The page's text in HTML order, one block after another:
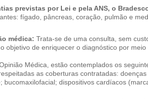
previstas por Lei e pela ANS, o
fígado, pâncreas, coração, pulmão e
médica: Trata-se de uma consulta, sem
objetivo de enriquecer o diagnóstico por
Médica, estão contemplados os
as coberturas contratadas:
bucomaxilofacial; dispositivos cardíacos